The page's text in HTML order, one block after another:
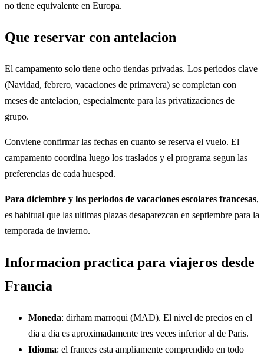
no tiene equivalente en Europa.
Que reservar con antelacion
El campamento solo tiene ocho tiendas privadas. Los periodos clave
(Navidad, febrero, vacaciones de primavera) se completan con
meses de antelacion, especialmente para las privatizaciones de
grupo.
Conviene confirmar las fechas en cuanto se reserva el vuelo. El
campamento coordina luego los traslados y el programa segun las
preferencias de cada huesped.
Para diciembre y los periodos de vacaciones escolares francesas,
es habitual que las ultimas plazas desaparezcan en septiembre para la
temporada de invierno.
Informacion practica para viajeros desde
Francia
Moneda: dirham marroqui (MAD). El nivel de precios en el
dia a dia es aproximadamente tres veces inferior al de Paris.
Idioma: el frances esta ampliamente comprendido en todo